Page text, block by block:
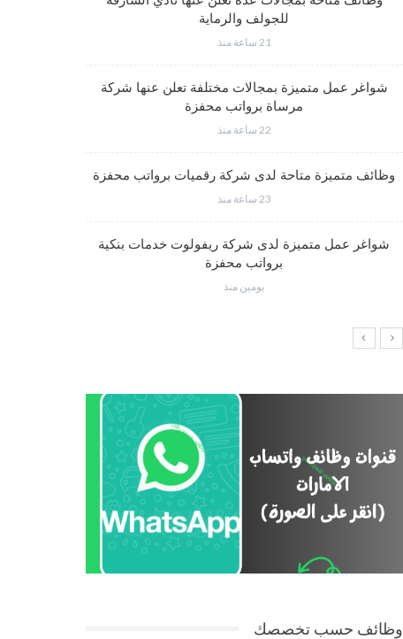
للجولف والرماية
21 ساعة منذ
شواغر عمل متميزة بمجالات مختلفة تعلن عنها شركة
مرساة برواتب محفزة
22 ساعة منذ
وظائف متميزة متاحة لدى شركة رقميات برواتب محفزة
23 ساعة منذ
شواغر عمل متميزة لدى شركة ريفولوت خدمات بنكية
برواتب محفزة
يومين منذ
وظائف حسب تخصصك